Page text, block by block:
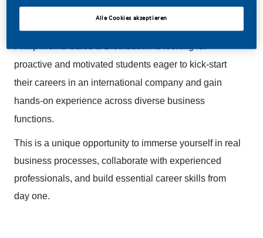
proactive and motivated students eager to kick-start
their careers in an international company and gain
hands-on experience across diverse business
functions.
This is a unique opportunity to immerse yourself in real
business processes, collaborate with experienced
professionals, and build essential career skills from
day one.
Alle Cookies akzeptieren